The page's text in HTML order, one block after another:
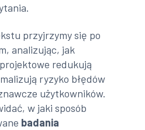
przyjrzymy się po
analizując, jak
redukują
ryzyko błędów
użytkowników.
w jaki sposób
badania